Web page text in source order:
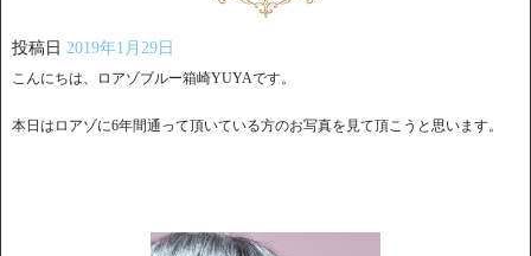
投稿日 2019年1月29日
こんにちは、ロアゾブルー箱崎YUYAです。
本日はロアゾに6年間通って頂いている方のお写真を見て頂こうと思います。